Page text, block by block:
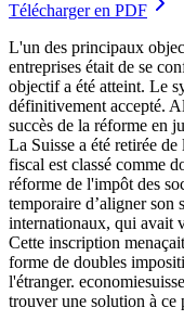
Télécharger en PDF
L'un des principaux
entreprises était de se
objectif a été atteint. Le
définitivement accepté.
succès de la réforme en
La Suisse a été retirée
fiscal est classé comme
réforme de l'impôt des
temporaire d’aligner son
internationaux, qui avait
Cette inscription
forme de doubles
l'étranger.
trouver une solution à ce